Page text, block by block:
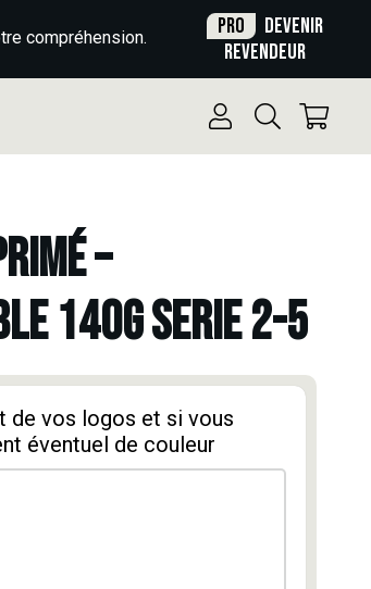
compréhension. Pro
Devenir
revendeur
–
140g SERIE 2-5
de vos logos et si vous
éventuel de couleur